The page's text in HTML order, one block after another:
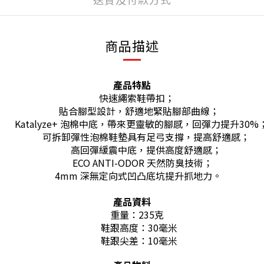
商品描述
產品特點
快速繩索鞋帶扣；
設計，舒適地緊貼腳
Katalyze+ 泡棉中底，帶來更靈敏的腳感，回彈力提升30%；
可拆卸彈性泡棉鞋墊具有足弓支撐，提高舒適感；
高回彈緩震中底，提供高度舒適感；
ECO ANTI-ODOR 天然防臭技術；
4mm 深無定向式凹凸底坑提升抓地力。
產品資料
：
度：
鞋跟尖差：10毫米